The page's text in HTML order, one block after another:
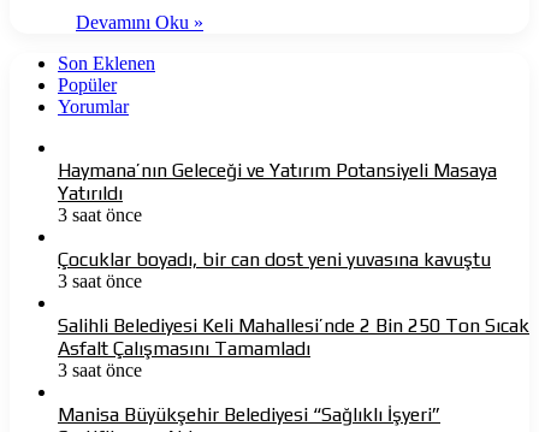
Devamını Oku »
Son Eklenen
Popüler
Yorumlar
Haymana’nın Geleceği ve Yatırım Potansiyeli Masaya
Yatırıldı
3 saat önce
Çocuklar boyadı, bir can dost yeni yuvasına kavuştu
3 saat önce
Salihli Belediyesi Keli Mahallesi’nde 2 Bin 250 Ton Sıcak
Asfalt Çalışmasını Tamamladı
3 saat önce
Manisa Büyükşehir Belediyesi “Sağlıklı İşyeri”